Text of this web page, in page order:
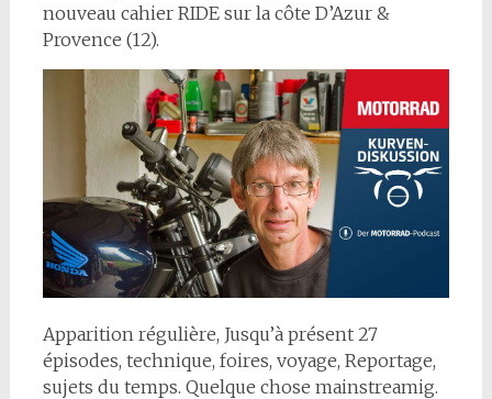
nouveau cahier RIDE sur la côte D’Azur &
Provence (12).
Apparition régulière, Jusqu’à présent 27
épisodes, technique, foires, voyage, Reportage,
sujets du temps. Quelque chose mainstreamig.